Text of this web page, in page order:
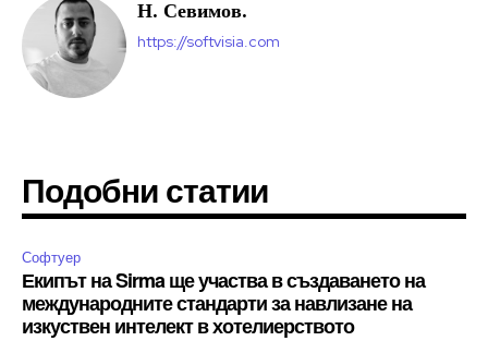
Н. Севимов.
https://softvisia.com
Подобни статии
Софтуер
Екипът на Sirma ще участва в създаването на
международните стандарти за навлизане на
изкуствен интелект в хотелиерството